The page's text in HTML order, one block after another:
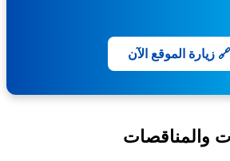
الموقع الآن